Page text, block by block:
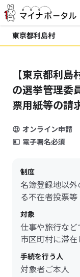
東京都利島村
【東京都利
の選挙管理委
票用紙等の請
オンライン申請
電子署名必須
制度
名簿登録地以
る不在者投票等
対象
仕事や旅行な
市区町村に滞
手続を行う人
対象者ご本人